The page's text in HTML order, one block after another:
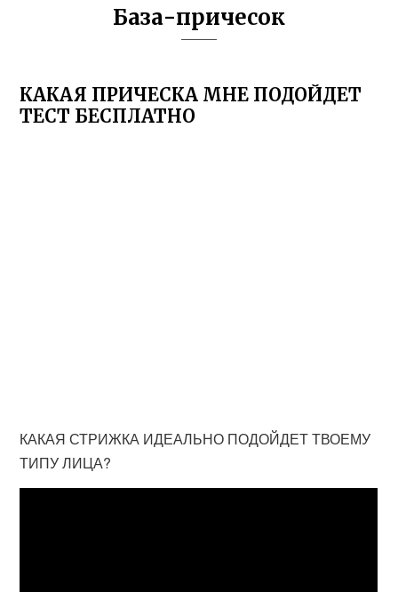
База-причесок
КАКАЯ ПРИЧЕСКА МНЕ ПОДОЙДЕТ
ТЕСТ БЕСПЛАТНО
КАКАЯ СТРИЖКА ИДЕАЛЬНО ПОДОЙДЕТ ТВОЕМУ
ТИПУ ЛИЦА?